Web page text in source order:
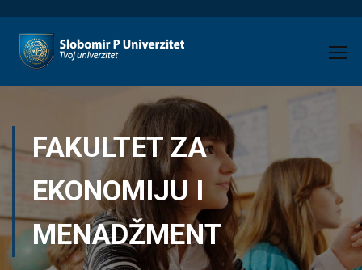
FAKULTET ZA
EKONOMIJU I
MENADŽMENT